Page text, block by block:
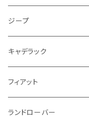
シトロエン
フィアット
クライスラー
サーブ
プジョー
ルノー
サーブ
フォード
ランドローバー
ロータス
メルセデス ベンツ
ミニ
クーラント
サスペンション
マフラー
ライト系
ブレーキランプ
ドア系
ドリンクホルダー
携帯・スマホホルダー
クッション
ステッカー
バイク ハンドル系
ハンドガード
スロットル
シートカバー
バイク その他
バイク フェンダー系
タイヤ回り
泥除け
ホイール
フロントバンパー回り
グリル
ライト系
ワイパー
トランクマット
ドア回り
タンク系
クーラント
タンク系
ケーブル系
エンジン系
その他
アームレスト
ドア回り
ワイパー
排気系
ガスケット
ダッシュボード
タイヤ回り
ライト系
ドア回り
ワイパー
キーホルダー
ワイパー
フロアマット
ジープ
フロアマット
収納用品
キャデラック
フロアマット
フィアット
フロアマット
ランドローバー